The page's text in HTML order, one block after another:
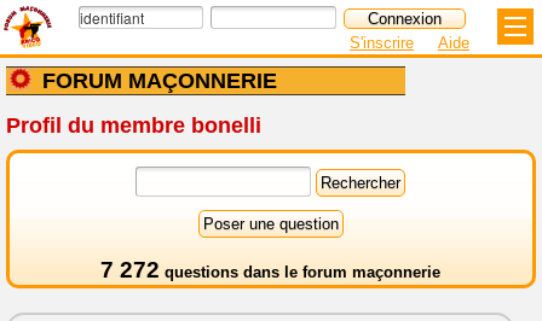
FORUM MAÇONNERIE
S'inscrire Aide
Profil du membre bonelli
7 272 questions dans le forum maçonnerie